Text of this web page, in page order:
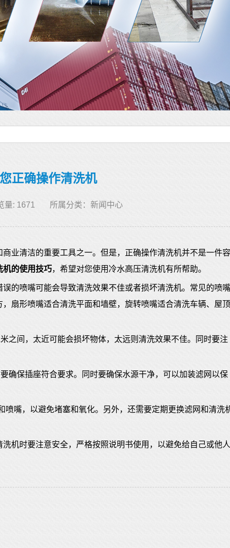
正确操作清洗机
量: 1671 所属分类： 新闻中心
商业清洁的重要工具之一。但是，正确操作清洗机并不是一件容
机的使用技巧，希望对您使用冷水高压清洗机有所帮助。
的喷嘴可能会导致清洗效果不佳或者损坏清洗机。常见的喷嘴
扇形喷嘴适合清洗平面和墙壁，旋转喷嘴适合清洗车辆、屋顶
之间，太近可能会损坏物体，太远则清洗效果不佳。同时要注
确保插座符合要求。同时要确保水源干净，可以加装滤网以保
嘴，以避免堵塞和氧化。另外，还需要定期更换滤网和清洗
机时要注意安全，严格按照说明书使用，以避免给自己或他人